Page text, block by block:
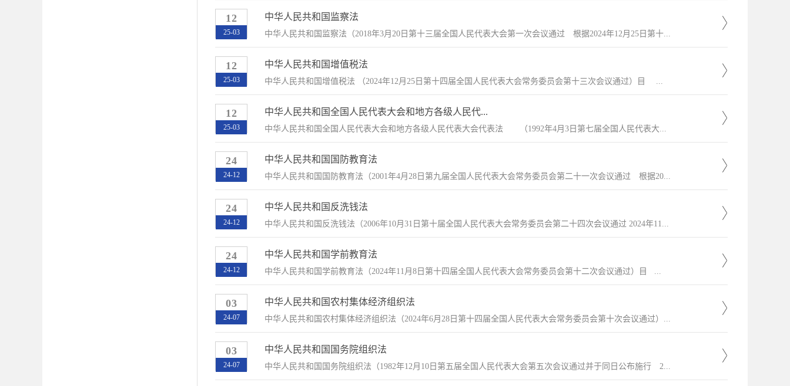
12
25-03
中华人民共和国监察法
中华人民共和国监察法（2018年3月20日第十三届全国人民代表大会第一次会议通过 根据2024年12月25日第十...
12
25-03
中华人民共和国增值税法
中华人民共和国增值税法 （2024年12月25日第十四届全国人民代表大会常务委员会第十三次会议通过）目 ...
12
25-03
中华人民共和国全国人民代表大会和地方各级人民代...
中华人民共和国全国人民代表大会和地方各级人民代表大会代表法 （1992年4月3日第七届全国人民代表大...
24
24-12
中华人民共和国国防教育法
中华人民共和国国防教育法（2001年4月28日第九届全国人民代表大会常务委员会第二十一次会议通过 根据20...
24
24-12
中华人民共和国反洗钱法
中华人民共和国反洗钱法（2006年10月31日第十届全国人民代表大会常务委员会第二十四次会议通过 2024年11...
24
24-12
中华人民共和国学前教育法
中华人民共和国学前教育法（2024年11月8日第十四届全国人民代表大会常务委员会第十二次会议通过）目 ...
03
24-07
中华人民共和国农村集体经济组织法
中华人民共和国农村集体经济组织法（2024年6月28日第十四届全国人民代表大会常务委员会第十次会议通过）...
03
24-07
中华人民共和国国务院组织法
中华人民共和国国务院组织法（1982年12月10日第五届全国人民代表大会第五次会议通过并于同日公布施行 2...